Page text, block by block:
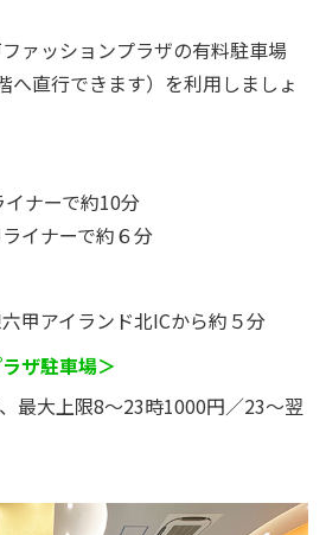
ァッションプラザの有料駐車場
へ直行できます）を利用しましょ
イナーで約10分
イナーで約６分
甲アイランド北ICから約５分
ザ駐車場＞
最大上限8～23時1000円／23～翌